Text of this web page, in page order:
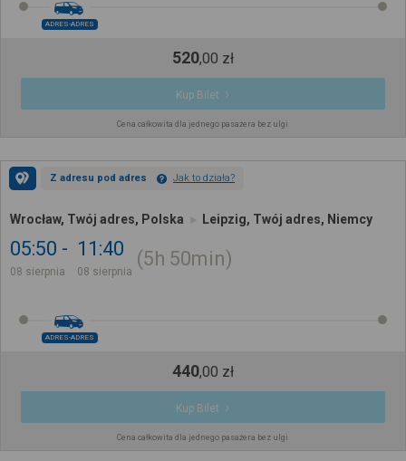
ADRES-ADRES
520,00 zł
Kup Bilet
Cena całkowita dla jednego pasażera bez ulgi
Z adresu pod adres Jak to działa?
Wrocław, Twój adres, Polska Leipzig, Twój adres, Niemcy
05:50
08 sierpnia
11:40
08 sierpnia
5h 50min
ADRES-ADRES
440,00 zł
Kup Bilet
Cena całkowita dla jednego pasażera bez ulgi